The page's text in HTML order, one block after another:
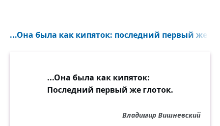
...Она была как кипяток: последний первый же
...Она была как кипяток:
Последний первый же глоток.
Владимир Вишневский